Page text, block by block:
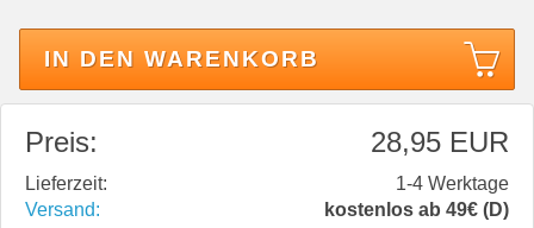
IN DEN WARENKORB
Preis: 28,95 EUR
Lieferzeit:
1-4 Werktage
Versand:
kostenlos ab 49€ (D)